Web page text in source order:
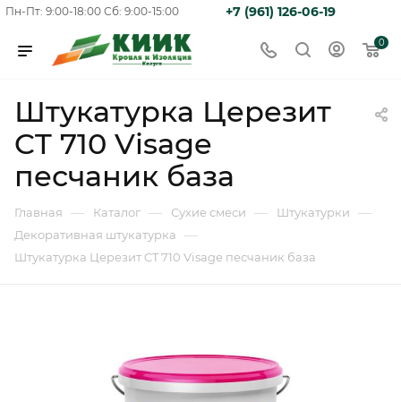
Пн-Пт: 9:00-18:00 Сб: 9:00-15:00 +7 (961) 126-06-19
0
Штукатурка Церезит
CT 710 Visage
песчаник база
Главная — Каталог — Сухие смеси — Штукатурки —
Декоративная штукатурка —
Штукатурка Церезит CT 710 Visage песчаник база